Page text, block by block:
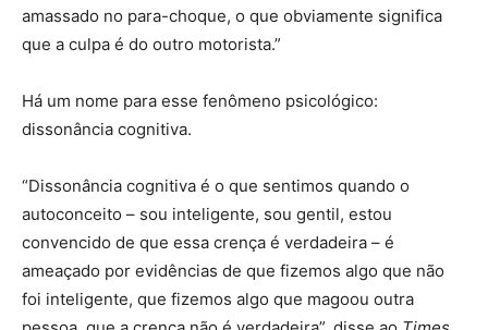
amassado no para-choque, o que obviamente significa
que a culpa é do outro motorista.”
Há um nome para esse fenômeno psicológico:
dissonância cognitiva.
“Dissonância cognitiva é o que sentimos quando o
autoconceito – sou inteligente, sou gentil, estou
convencido de que essa crença é verdadeira – é
ameaçado por evidências de que fizemos algo que não
foi inteligente, que fizemos algo que magoou outra